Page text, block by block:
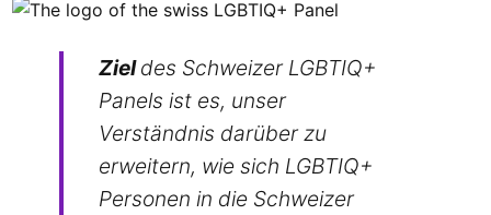
Zieldes Schweizer LGBTIQ+
Panels ist es, unser
Verständnis darüber zu
erweitern, wie sich LGBTIQ+
Personen in die Schweizer